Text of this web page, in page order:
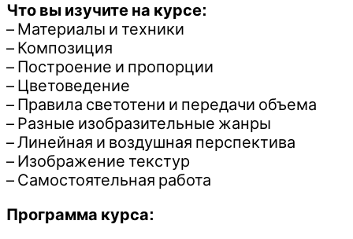
Что вы изучите на курсе:
– Материалы и техники
– Композиция
– Построение и пропорции
– Цветоведение
– Правила светотени и передачи объема
– Разные изобразительные жанры
– Линейная и воздушная перспектива
– Изображение текстур
– Самостоятельная работа
Программа курса: